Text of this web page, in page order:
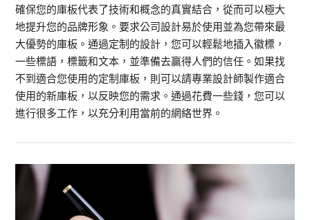
確保您的庫板代表了技術和概念的真實結合，從而可以極大
地提升您的品牌形象。要求公司設計易於使用並為您帶來最
大優勢的庫板。通過定制的設計，您可以輕鬆地插入徽標，
一些標語，標籤和文本，並準備去贏得人們的信任。如果找
不到適合您使用的定制庫板，則可以請專業設計師製作適合
使用的新庫板，以反映您的需求。通過花費一些錢，您可以
進行很多工作，以充分利用當前的網絡世界。